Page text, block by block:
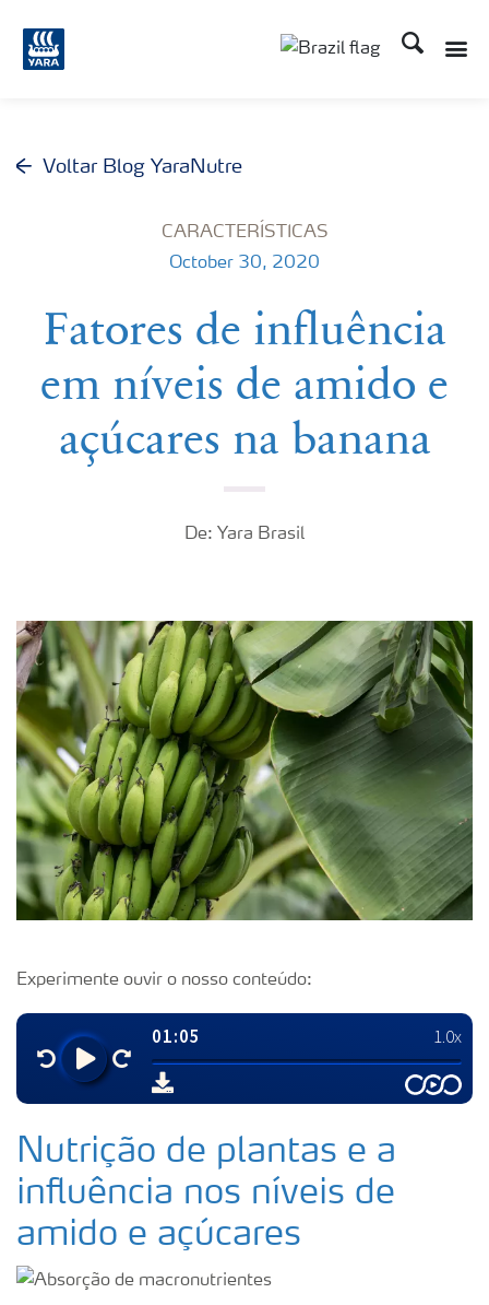
Busca
Voltar Blog YaraNutre
CARACTERÍSTICAS
October 30, 2020
Fatores de influência
em níveis de amido e
açúcares na banana
De: Yara Brasil
Experimente ouvir o nosso conteúdo:
Nutrição de plantas e a
influência nos níveis de
amido e açúcares